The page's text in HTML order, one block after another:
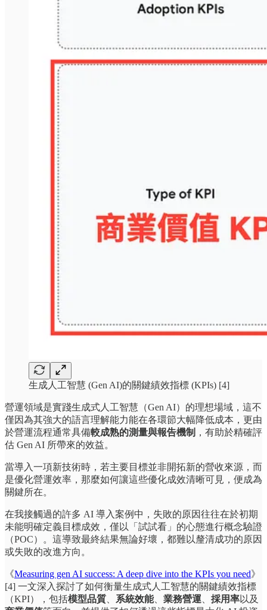
生成人工智慧 (Gen AI)的關鍵績效指標 (KPIs) [4]
營運領域是實踐生成式人工智慧（Gen AI）的理想場域，這不
僅因為其強大的語言理解能力能在各環節大幅降低成本，更由
於營運流程通常具備較成熟的測量與報告機制 ，有助於精確評
估 Gen AI 所帶來的效益。
當導入一項新技術時，若主要目標並非開拓新的營收來源，而
是優化營運效率，那麼如何讓這些優化成效清晰可見，便成為
關鍵所在。
在我接觸過的許多 AI 導入案例中，失敗的原因往往在於初期
未能明確定義目標成效，僅以「試試看」的心態進行概念驗證
（POC）。這導致最終結果無論好壞，都難以釐清成功的原因
或失敗的改進方向。
《Measuring gen AI success: A deep dive into the KPIs you need》
[4] 一文深入探討了如何衡量生成式人工智慧的關鍵績效指標
（KPI），包括模型品質 系統效能、 業務營運 採用率以及